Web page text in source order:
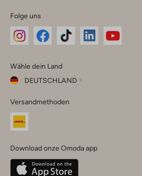
Folge uns
Instagram
Facebook
TikTok
Wähle dein Land
DEUTSCHLAND
dein
Land
Belgique(Français)
Deutschland
Versandmethoden
Download onze Omoda app